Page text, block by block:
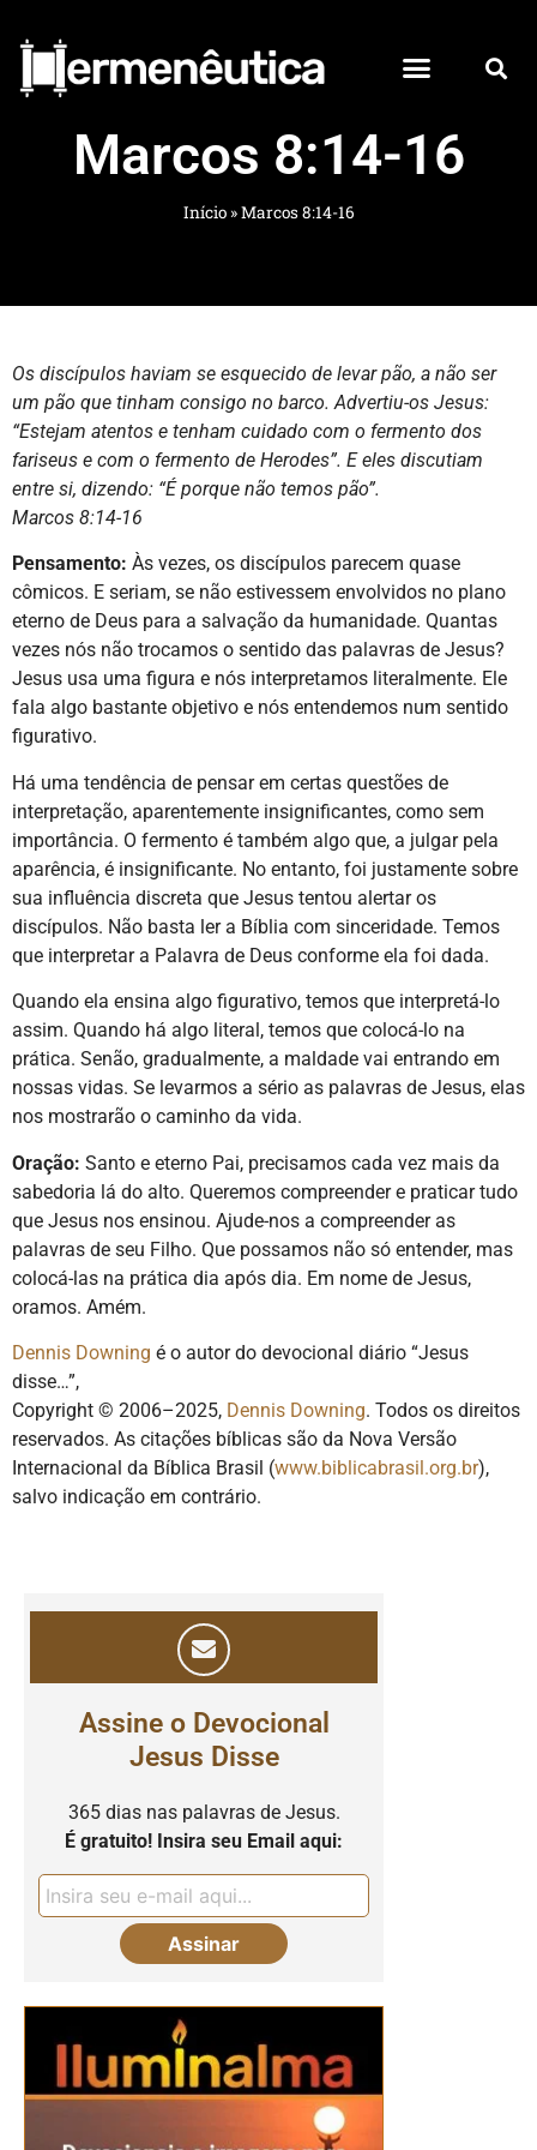
Marcos 8:14-16
Início»Marcos 8:14-16
Os discípulos haviam se esquecido de levar pão, a não ser
um pão que tinham consigo no barco. Advertiu-os Jesus:
“Estejam atentos e tenham cuidado com o fermento dos
fariseus e com o fermento de Herodes”. E eles discutiam
entre si, dizendo: “É porque não temos pão”.
Marcos 8:14-16
Pensamento: Às vezes, os discípulos parecem quase
cômicos. E seriam, se não estivessem envolvidos no plano
eterno de Deus para a salvação da humanidade. Quantas
vezes nós não trocamos o sentido das palavras de Jesus?
Jesus usa uma figura e nós interpretamos literalmente. Ele
fala algo bastante objetivo e nós entendemos num sentido
figurativo.
Há uma tendência de pensar em certas questões de
interpretação, aparentemente insignificantes, como sem
importância. O fermento é também algo que, a julgar pela
aparência, é insignificante. No entanto, foi justamente sobre
sua influência discreta que Jesus tentou alertar os
discípulos. Não basta ler a Bíblia com sinceridade. Temos
que interpretar a Palavra de Deus conforme ela foi dada.
Quando ela ensina algo figurativo, temos que interpretá-lo
assim. Quando há algo literal, temos que colocá-lo na
prática. Senão, gradualmente, a maldade vai entrando em
nossas vidas. Se levarmos a sério as palavras de Jesus, elas
nos mostrarão o caminho da vida.
Oração: Santo e eterno Pai, precisamos cada vez mais da
sabedoria lá do alto. Queremos compreender e praticar tudo
que Jesus nos ensinou. Ajude-nos a compreender as
palavras de seu Filho. Que possamos não só entender, mas
colocá-las na prática dia após dia. Em nome de Jesus,
oramos. Amém.
Dennis Downing é o autor do devocional diário “Jesus
disse…”,
Copyright © 2006–2025, Dennis Downing. Todos os direitos
reservados. As citações bíblicas são da Nova Versão
Internacional da Bíblica Brasil (www.biblicabrasil.org.br),
salvo indicação em contrário.
Assine o Devocional
Jesus Disse
365 dias nas palavras de Jesus.
É gratuito! Insira seu Email aqui: